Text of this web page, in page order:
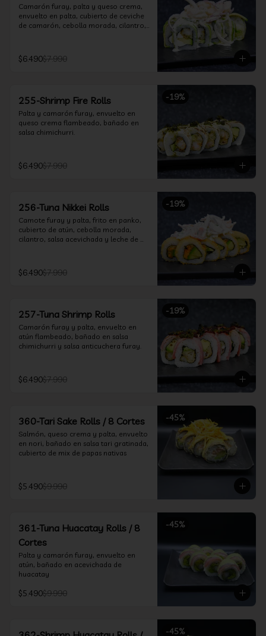
Camarón furay, palta y queso crema,
envuelto en palta, cubierto de ceviche
de camarón, cebolla morada, cilantro,
$6.490$7.990
-19%
255-Shrimp Fire Rolls
Palta y camarón furay, envuelto en
queso crema flambeado, bañado en
salsa chimichurri.
$6.490$7.990
-19%
256-Tuna Nikkei Rolls
Camote furay y palta, frito en panko,
cubierto de atún, cebolla morada,
cilantro, salsa acevichada y leche de
$6.490$7.990
-19%
257-Tuna Shrimp Rolls
Camarón furay y palta, envuelto en
atún flambeado, bañado en salsa
chimichurri y salsa anticuchera furay.
$6.490$7.990
-45%
360-Tari Sake Rolls / 8 Cortes
Salmón, queso crema y palta, envuelto
en nori, bañado en salsa tari gratinada,
cubierto de mix de papas nativas
$5.490$9.990
-45%
361-Tuna Huacatay Rolls / 8
Cortes
Palta y camarón furay, envuelto en
atún, bañado en acevichada de
huacatay
$5.490$9.990
-45%